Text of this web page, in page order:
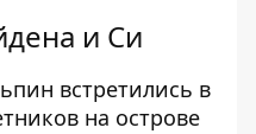
и Си
встретились в
на острове